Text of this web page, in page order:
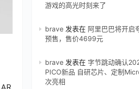
游戏的高光时刻来了
brave 发表在 阿里巴巴将开启
预售，售价4699元
brave 发表在 字节跳动确认
PICO新品 自研芯片、定制
次亮相